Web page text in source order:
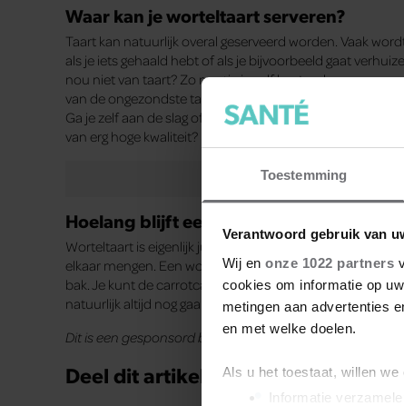
Toestemming
Verantwoord gebruik van
Wij en onze 1022 partners
cookies om informatie op
metingen aan advertenties
en met welke doelen.
Als u het toestaat, willen we
Informatie
Waar kan je worteltaart serveren?
Taart kan natuurlijk overal geserveerd worden. Vaak
als je iets gehaald hebt of als je bijvoorbeeld gaat
nou niet van taart? Zo mag je je zelf best wel eens
van de ongezondste taarten. Dus je mag jezelf of je
Ga je zelf aan de slag of haal je het bij een bakker? Heb
van erg hoge kwaliteit?
Hoelang blijft een worteltaart goed?
Worteltaart is eigenlijk juist lekkerder als je hem even
elkaar mengen. Een worteltaart blijft vaak vijf dagen
bak. Je kunt de carrotcake zonder topping ook
natuurlijk altijd nog gaan voor een wortelcake, in plaats
Dit is een gesponsord bericht.
Deel dit artikel op social media!